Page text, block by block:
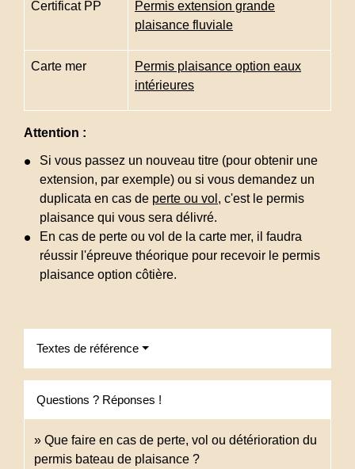
Certificat PP
Permis extension grande
plaisance fluviale
Carte mer
Permis plaisance option eaux
intérieures
Attention :
Si vous passez un nouveau titre (pour obtenir une
extension, par exemple) ou si vous demandez un
duplicata en cas de perte ou vol , c'est le permis
plaisance qui vous sera délivré.
En cas de perte ou vol de la carte mer, il faudra
réussir l'épreuve théorique pour recevoir le permis
plaisance option côtière.
Textes de référence
Questions ? Réponses !
Que faire en cas de perte, vol ou détérioration du
permis bateau de plaisance ?